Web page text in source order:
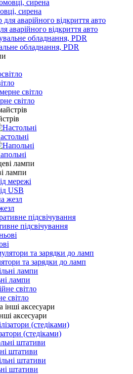
сирена
аварійного відкриття авто
обладнання, PDR
світло
лампи
мережі
USB
підсвічування
та зарядки до ламп
лампи
світло
аксесуари
(стедіками)
штативи
штативи